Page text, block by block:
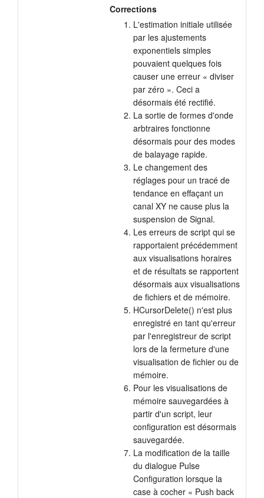
Corrections
L'estimation initiale utilisée
par les ajustements
exponentiels simples
pouvaient quelques fois
causer une erreur « diviser
par zéro ». Ceci a
désormais été rectifié.
La sortie de formes d'onde
arbtraires fonctionne
désormais pour des modes
de balayage rapide.
Le changement des
réglages pour un tracé de
tendance en effaçant un
canal XY ne cause plus la
suspension de Signal.
Les erreurs de script qui se
rapportaient précédemment
aux visualisations horaires
et de résultats se rapportent
désormais aux visualisations
de fichiers et de mémoire.
HCursorDelete() n'est plus
enregistré en tant qu'erreur
par l'enregistreur de script
lors de la fermeture d'une
visualisation de fichier ou de
mémoire.
Pour les visualisations de
mémoire sauvegardées à
partir d'un script, leur
configuration est désormais
sauvegardée.
La modification de la taille
du dialogue Pulse
Configuration lorsque la
case à cocher « Push back